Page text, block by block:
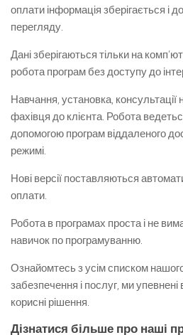
оплати інформація зберігається і
перегляду.
Дані зберігаються тільки на
робота програм без доступу до
Навчання, установка,
фахівця до клієнта. Робота
допомогою програм віддаленого
режимі.
Нові версії поставляються
оплати.
Робота в програмах проста і не
навичок по програмуванню.
Ознайомтесь з усім списком
забезпечення і послуг, ми
корисні рішення.
Дізнатися більше про наші